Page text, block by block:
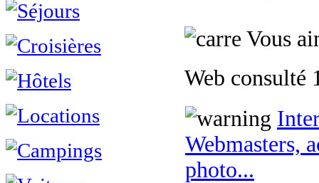
Vous
Web consulté
Webmasters,
photo...